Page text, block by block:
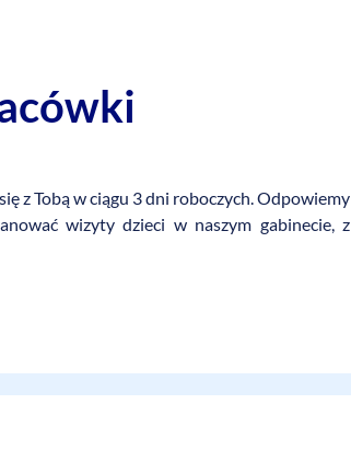
z Tobą w ciągu 3 dni roboczych. Odpowiemy
wizyty dzieci w naszym gabinecie, z